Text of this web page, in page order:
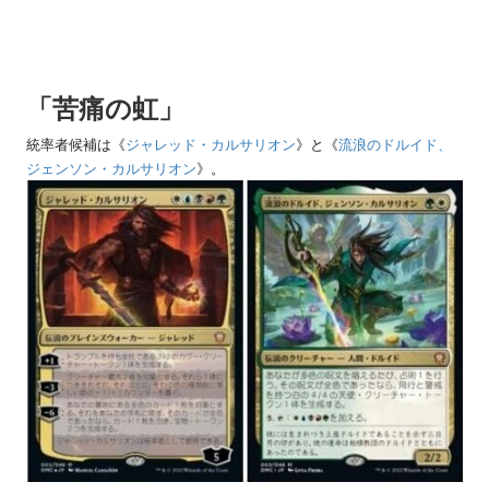
「苦痛の虹」
統率者候補は《ジャレッド・カルサリオン》と《流浪のドルイド、
ジェンソン・カルサリオン》。